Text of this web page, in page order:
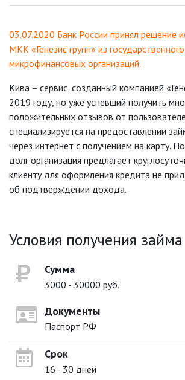
03.07.2020 Банк России принял решение
МКК «Генезис групп» из
микрофинансовых организаций.
Кива – сервис, созданный компанией
2019 году, но уже успевший получить
положительных отзывов от
специализируется на предоставлении
через интернет с получением на карту.
долг организация предлагает
клиенту для оформления кредита не
об подтверждении дохода.
Условия получения займа
Сумма
3000 - 30000 руб.
Документы
Паспорт РФ
Срок
16 - 30 дней